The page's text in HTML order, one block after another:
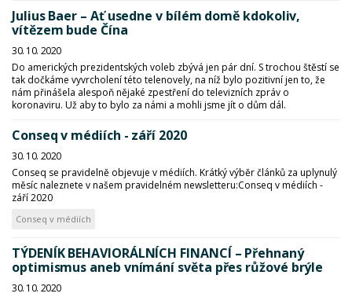
Julius Baer – Ať usedne v bílém domě kdokoliv,
vítězem bude Čína
30. 10. 2020
Do amerických prezidentských voleb zbývá jen pár dní. S trochou štěstí se
tak dočkáme vyvrcholení této telenovely, na níž bylo pozitivní jen to, že
nám přinášela alespoň nějaké zpestření do televizních zpráv o
koronaviru. Už aby to bylo za námi a mohli jsme jít o dům dál.
Conseq v médiích - září 2020
30. 10. 2020
Conseq se pravidelně objevuje v médiích. Krátký výběr článků za uplynulý
měsíc naleznete v našem pravidelném newsletteru:Conseq v médiích -
září 2020
Conseq v médiích
TÝDENÍK BEHAVIORÁLNÍCH FINANCÍ – Přehnaný
optimismus aneb vnímání světa přes růžové brýle
30. 10. 2020